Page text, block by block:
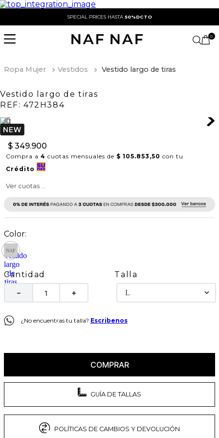
SPECIAL PRICES HASTA 50%DCTO
0
Ropa Mujer Vestidos Vestido largo de tiras
Vestido largo de tiras
REF: 472H384
$ 349.900
Compra a 4 cuotas mensuales de $ 105.853,50 con tu
Crédito
Ver cuotas ...
Cantidad
＋
－
Talla
L
¿No encuentras tu talla? Escribenos
COMPRAR
GUÍA DE TALLAS
POLÍTICAS DE CAMBIOS Y DEVOLUCIÓN